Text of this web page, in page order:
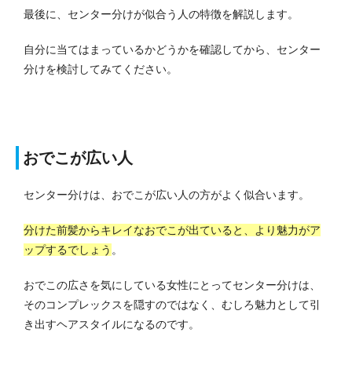
最後に、センター分けが似合う人の特徴を解説します。
自分に当てはまっているかどうかを確認してから、センター
分けを検討してみてください。
おでこが広い人
センター分けは、おでこが広い人の方がよく似合います。
分けた前髪からキレイなおでこが出ていると、より魅力がア
ップするでしょう 。
おでこの広さを気にしている女性にとってセンター分けは、
そのコンプレックスを隠すのではなく、むしろ魅力として引
き出すヘアスタイルになるのです。